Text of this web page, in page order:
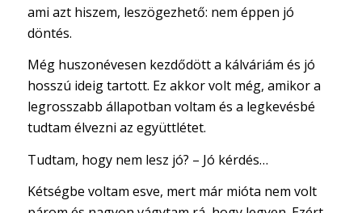
ami azt hiszem, leszögezhető: nem éppen jó
döntés.
Még huszonévesen kezdődött a kálváriám és jó
hosszú ideig tartott. Ez akkor volt még, amikor a
legrosszabb állapotban voltam és a legkevésbé
tudtam élvezni az együttlétet.
Tudtam, hogy nem lesz jó? – Jó kérdés…
Kétségbe voltam esve, mert már mióta nem volt